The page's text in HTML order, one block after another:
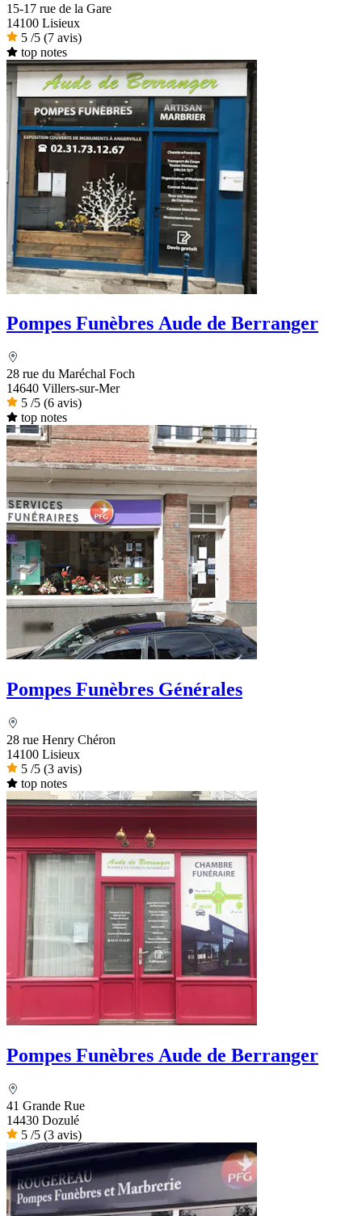
15-17 rue de la Gare
14100 Lisieux
5 /5 (7 avis)
top notes
Pompes Funèbres Aude de Berranger
28 rue du Maréchal Foch
14640 Villers-sur-Mer
5 /5 (6 avis)
top notes
Pompes Funèbres Générales
28 rue Henry Chéron
14100 Lisieux
5 /5 (3 avis)
top notes
Pompes Funèbres Aude de Berranger
41 Grande Rue
14430 Dozulé
5 /5 (3 avis)